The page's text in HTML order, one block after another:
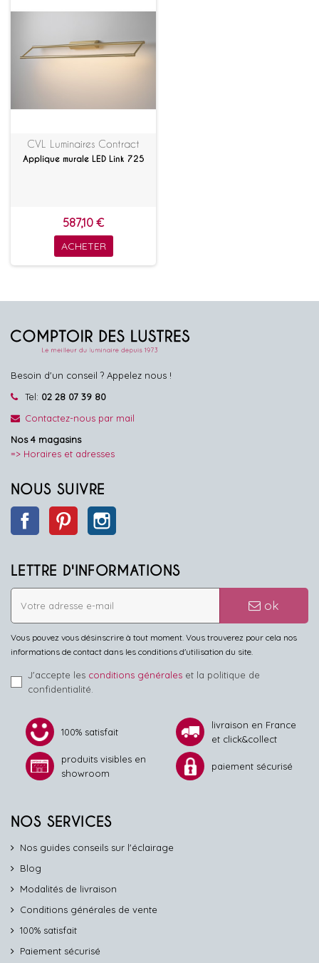
CVL Luminaires Contract
Applique murale LED Link 725
587,10 €
ACHETER
Besoin d'un conseil ? Appelez nous !
Tel: 02 28 07 39 80
Contactez-nous par mail
Nos 4 magasins
=> Horaires et adresses
NOUS SUIVRE
Facebook Pinterest
LETTRE D'INFORMATIONS
ok
Vous pouvez vous désinscrire à tout moment. Vous trouverez pour cela nos
informations de contact dans les conditions d'utilisation du site.
J'accepte les conditions générales et la politique de
confidentialité.
100% satisfait
livraison en France
et click&collect
produits visibles en
showroom
paiement sécurisé
NOS SERVICES
Nos guides conseils sur l'éclairage
Blog
Modalités de livraison
Conditions générales de vente
100% satisfait
Paiement sécurisé